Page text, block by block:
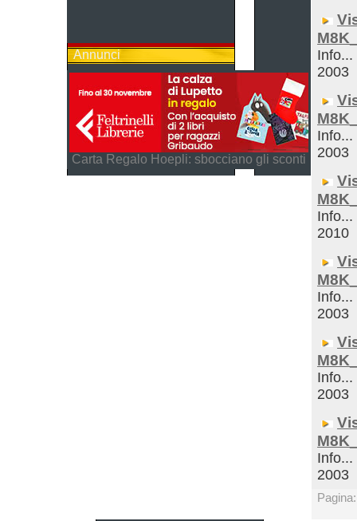
Annunci
Carta Regalo Hoepli: sbocciano gli sconti
Info...
2003
Info...
2003
Info...
2010
Info...
2003
Info...
2003
Info...
2003